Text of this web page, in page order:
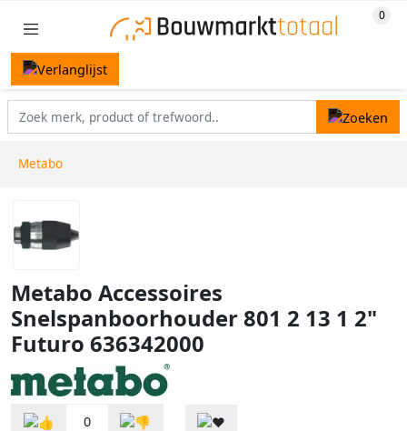
Metabo
Metabo Accessoires
Snelspanboorhouder 801 2 13 1 2"
Futuro 636342000
0